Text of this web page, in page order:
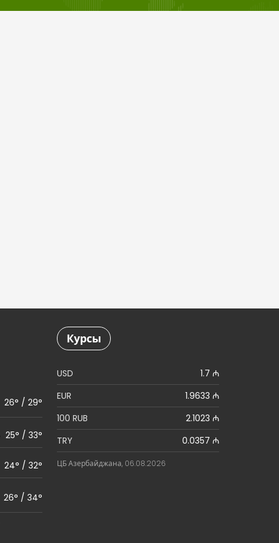
26° / 29°
25° / 33°
24° / 32°
26° / 34°
Курсы
USD
1.7 ₼
EUR
1.9633 ₼
100 RUB
2.1023 ₼
TRY
0.0357 ₼
ЦБ Азербайджана, 06.08.2026